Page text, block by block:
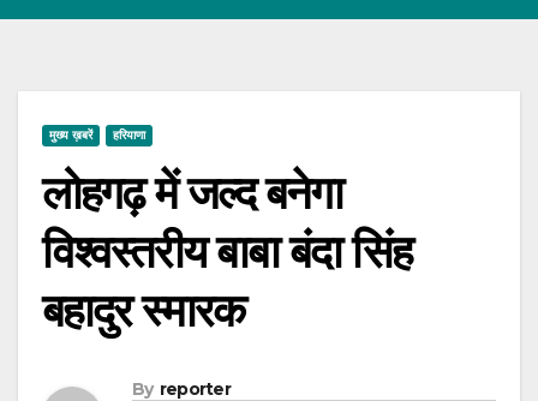
मुख्य ख़बरें हरियाणा
लोहगढ़ में जल्द बनेगा
विश्वस्तरीय बाबा बंदा सिंह
बहादुर स्मारक
By reporter